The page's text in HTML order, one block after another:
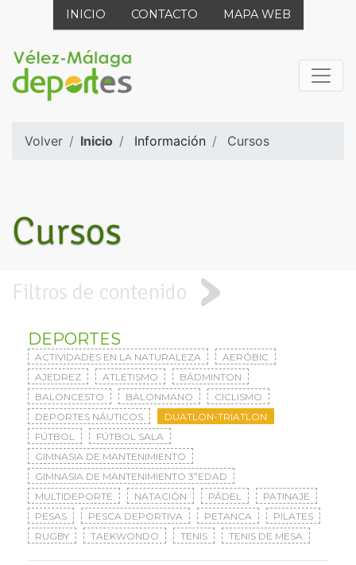
INICIO CONTACTO MAPA WEB
Volver Inicio Información Cursos
Cursos
Filtros de contenido
DEPORTES
ACTIVIDADES EN LA NATURALEZA
AERÓBIC
AJEDREZ
ATLETISMO
BÁDMINTON
BALONCESTO
BALONMANO
CICLISMO
DEPORTES NÁUTICOS
DUATLON-TRIATLON
FÚTBOL
FÚTBOL SALA
GIMNASIA DE MANTENIMIENTO
GIMNASIA DE MANTENIMIENTO 3ªEDAD
MULTIDEPORTE
NATACIÓN PÁDEL
PATINAJE
PESAS
PESCA DEPORTIVA PETANCA
PILATES
RUGBY
TAEKWONDO TENIS TENIS DE MESA